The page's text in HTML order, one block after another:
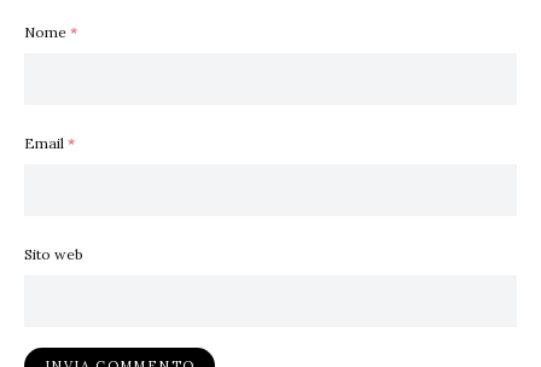
Nome *
Email *
Sito web